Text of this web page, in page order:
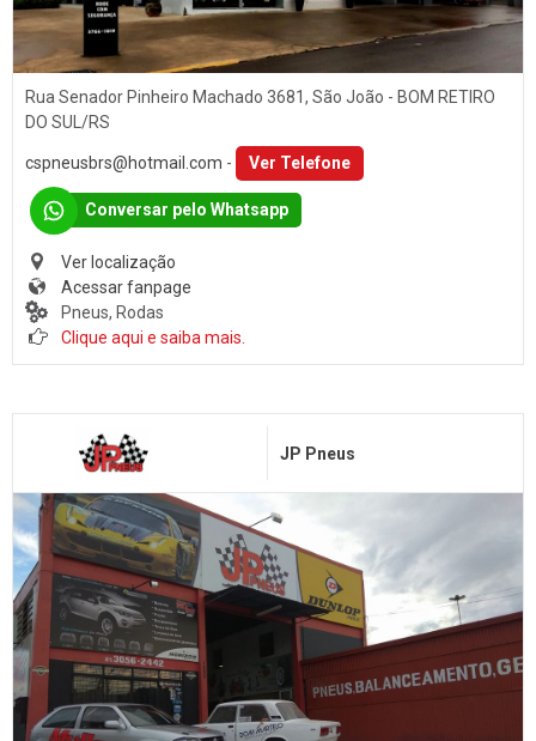
Rua Senador Pinheiro Machado 3681, São João - BOM RETIRO
DO SUL/RS
cspneusbrs@hotmail.com - Ver Telefone
Conversar pelo Whatsapp
Ver localização
Acessar fanpage
Pneus, Rodas
Clique aqui e saiba mais.
JP Pneus